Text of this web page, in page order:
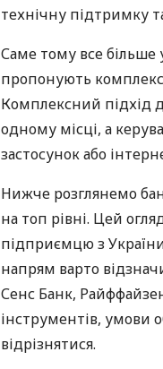
технічну підтримку
Саме тому все більше
пропонують
Комплексний підхід
одному місці, а
застосунок або
Нижче розглянемо
на топ рівні. Цей
підприємцю з
напрям варто
Сенс Банк,
інструментів, умови
відрізнятися.